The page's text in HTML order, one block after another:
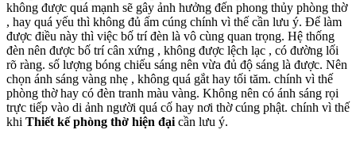
không được quá mạnh sẽ gây ảnh hưởng đến phong thủy phòng thờ
, hay quá yếu thì không đủ ấm cúng chính vì thế cần lưu ý. Để làm
được điều này thì việc bố trí đèn là vô cùng quan trọng. Hệ thống
đèn nên được bố trí cân xứng , không được lệch lạc , có đường lối
rõ ràng. số lượng bóng chiếu sáng nên vừa đủ độ sáng là được. Nên
chọn ánh sáng vàng nhẹ , không quá gắt hay tối tăm. chính vì thế
phòng thờ hay có đèn tranh màu vàng. Không nên có ánh sáng rọi
trực tiếp vào di ảnh người quá cố hay nơi thờ cúng phật. chính vì thế
khi Thiết kế phòng thờ hiện đại cần lưu ý.